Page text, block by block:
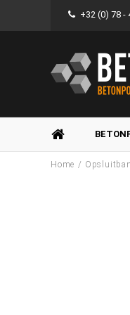
+32 (0) 78 -
Home /